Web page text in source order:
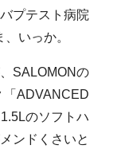
プテスト病院
いっか。
SALOMONの
「ADVANCED
のソフトハ
ンドくさいと